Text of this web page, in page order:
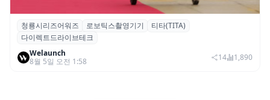
청룡시리즈어워즈 레드카펫에 등장한 바퀴
형 이족 보행 로봇 ‘티타(TITA)’
청룡시리즈어워즈 로보틱스촬영기기
티타(TITA)
다이렉트드라이브테크
Welaunch
8월 5일 오전 1:58
14 1,890